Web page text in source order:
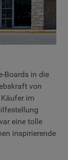
Boards in die
von
im
eine tolle
inspirierende